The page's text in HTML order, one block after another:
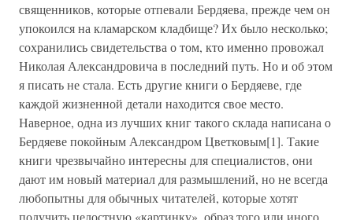
священников, которые отпевали Бердяева, прежде чем он
упокоился на кламарском кладбище? Их было несколько;
сохранились свидетельства о том, кто именно провожал
Николая Александровича в последний путь. Но и об этом
я писать не стала. Есть другие книги о Бердяеве, где
каждой жизненной детали находится свое место.
Наверное, одна из лучших книг такого склада написана о
Бердяеве покойным Александром Цветковым[1]. Такие
книги чрезвычайно интересны для специалистов, они
дают им новый материал для размышлений, но не всегда
любопытны для обычных читателей, которые хотят
получить целостную «картинку», образ того или иного